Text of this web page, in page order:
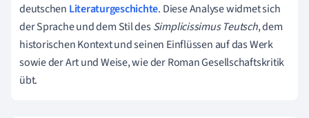
deutschen Literaturgeschichte. Diese Analyse widmet sich
der Sprache und dem Stil desSimplicissimus Teutsch, dem
historischen Kontext und seinen Einflüssen auf das Werk
sowie der Art und Weise, wie der Roman Gesellschaftskritik
übt.